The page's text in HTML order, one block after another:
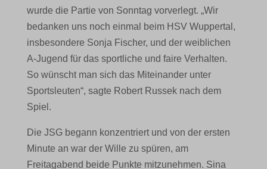
wurde die Partie von Sonntag vorverlegt. „Wir
bedanken uns noch einmal beim HSV Wuppertal,
insbesondere Sonja Fischer, und der weiblichen
A-Jugend für das sportliche und faire Verhalten.
So wünscht man sich das Miteinander unter
Sportsleuten“, sagte Robert Russek nach dem
Spiel.
Die JSG begann konzentriert und von der ersten
Minute an war der Wille zu spüren, am
Freitagabend beide Punkte mitzunehmen. Sina